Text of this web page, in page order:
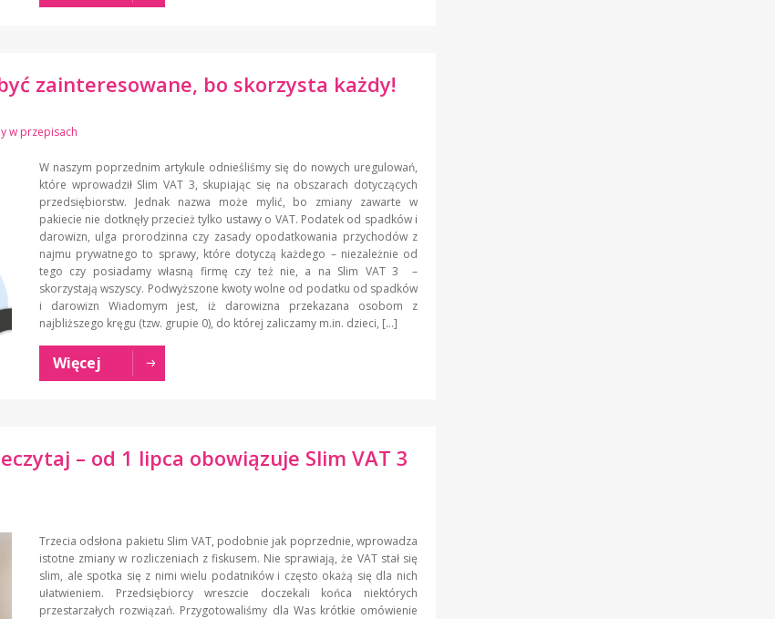
zainteresowane, bo skorzysta każdy!
w przepisach
W naszym poprzednim artykule odnieśliśmy się do nowych uregulowań,
które wprowadził Slim VAT 3, skupiając się na obszarach dotyczących
przedsiębiorstw. Jednak nazwa może mylić, bo zmiany zawarte w
pakiecie nie dotknęły przecież tylko ustawy o VAT. Podatek od spadków i
darowizn, ulga prorodzinna czy zasady opodatkowania przychodów z
najmu prywatnego to sprawy, które dotyczą każdego – niezależnie od
tego czy posiadamy własną firmę czy też nie, a na Slim VAT 3 –
skorzystają wszyscy. Podwyższone kwoty wolne od podatku od spadków
i darowizn Wiadomym jest, iż darowizna przekazana osobom z
najbliższego kręgu (tzw. grupie 0), do której zaliczamy m.in. dzieci, […]
Więcej
– od 1 lipca obowiązuje Slim VAT 3
Trzecia odsłona pakietu Slim VAT, podobnie jak poprzednie, wprowadza
istotne zmiany w rozliczeniach z fiskusem. Nie sprawiają, że VAT stał się
slim, ale spotka się z nimi wielu podatników i często okażą się dla nich
ułatwieniem. Przedsiębiorcy wreszcie doczekali końca niektórych
przestarzałych rozwiązań. Przygotowaliśmy dla Was krótkie omówienie